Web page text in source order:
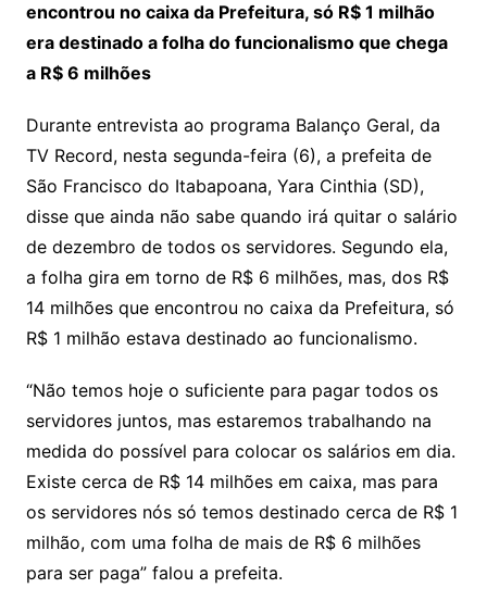
encontrou no caixa da Prefeitura, só R$ 1 milhão
era destinado a folha do funcionalismo que chega
a R$ 6 milhões
Durante entrevista ao programa Balanço Geral, da
TV Record, nesta segunda-feira (6), a prefeita de
São Francisco do Itabapoana, Yara Cinthia (SD),
disse que ainda não sabe quando irá quitar o salário
de dezembro de todos os servidores. Segundo ela,
a folha gira em torno de R$ 6 milhões, mas, dos R$
14 milhões que encontrou no caixa da Prefeitura, só
R$ 1 milhão estava destinado ao funcionalismo.
“Não temos hoje o suficiente para pagar todos os
servidores juntos, mas estaremos trabalhando na
medida do possível para colocar os salários em dia.
Existe cerca de R$ 14 milhões em caixa, mas para
os servidores nós só temos destinado cerca de R$ 1
milhão, com uma folha de mais de R$ 6 milhões
para ser paga” falou a prefeita.